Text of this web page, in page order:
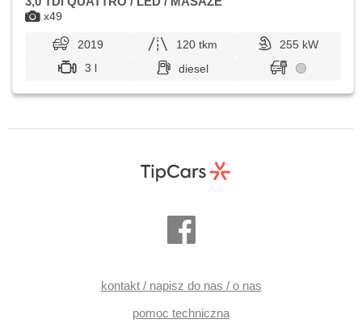
x49
2019 120 tkm
255 kW
3 l
diesel
kontakt / napisz do nas / o nas
pomoc techniczna